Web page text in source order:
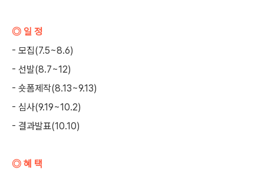
◎ 일 정
- 모집(7.5~8.6)
- 선발(8.7~12)
- 숏폼제작(8.13~9.13)
- 심사(9.19~10.2)
- 결과발표(10.10)
◎ 혜 택